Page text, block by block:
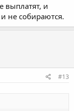
выплатят, и
не собираются.
#13